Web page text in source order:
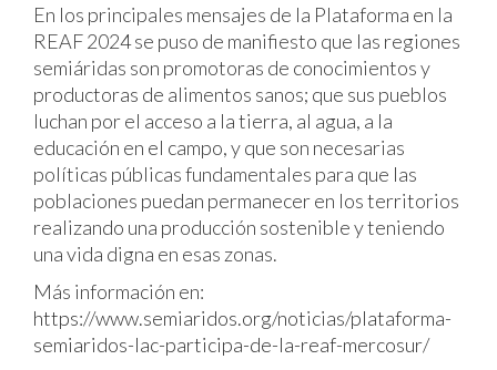
En los principales mensajes de la Plataforma en la
REAF 2024 se puso de manifiesto que las regiones
semiáridas son promotoras de conocimientos y
productoras de alimentos sanos; que sus pueblos
luchan por el acceso a la tierra, al agua, a la
educación en el campo, y que son necesarias
políticas públicas fundamentales para que las
poblaciones puedan permanecer en los territorios
realizando una producción sostenible y teniendo
una vida digna en esas zonas.
Más información en:
https://www.semiaridos.org/noticias/plataforma-
semiaridos-lac-participa-de-la-reaf-mercosur/